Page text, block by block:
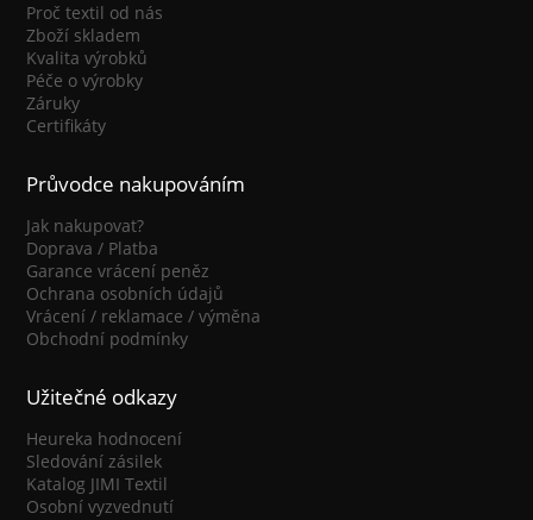
Proč textil od nás
Zboží skladem
Kvalita výrobků
Péče o výrobky
Záruky
Certifikáty
Průvodce nakupováním
Jak nakupovat?
Doprava / Platba
Garance vrácení peněz
Ochrana osobních údajů
Vrácení / reklamace / výměna
Obchodní podmínky
Užitečné odkazy
Heureka hodnocení
Sledování zásilek
Katalog JIMI Textil
Osobní vyzvednutí